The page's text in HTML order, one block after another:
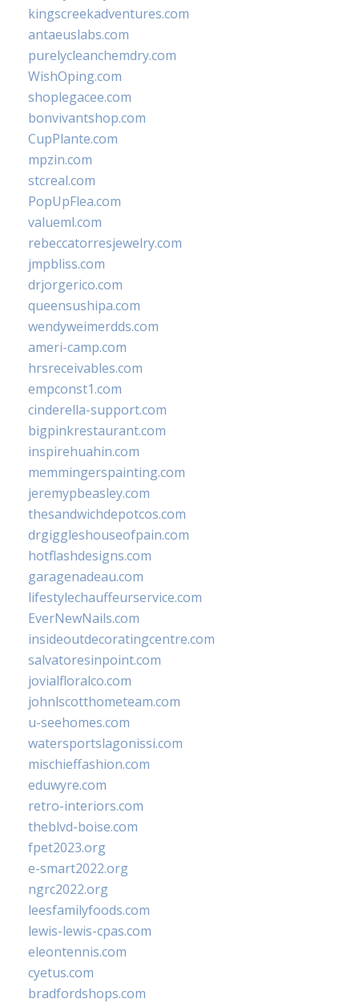
kingscreekadventures.com
antaeuslabs.com
purelycleanchemdry.com
WishOping.com
shoplegacee.com
bonvivantshop.com
CupPlante.com
mpzin.com
stcreal.com
PopUpFlea.com
valueml.com
rebeccatorresjewelry.com
jmpbliss.com
drjorgerico.com
queensushipa.com
wendyweimerdds.com
ameri-camp.com
hrsreceivables.com
empconst1.com
cinderella-support.com
bigpinkrestaurant.com
inspirehuahin.com
memmingerspainting.com
jeremypbeasley.com
thesandwichdepotcos.com
drgiggleshouseofpain.com
hotflashdesigns.com
garagenadeau.com
lifestylechauffeurservice.com
EverNewNails.com
insideoutdecoratingcentre.com
salvatoresinpoint.com
jovialfloralco.com
johnlscotthometeam.com
u-seehomes.com
watersportslagonissi.com
mischieffashion.com
eduwyre.com
retro-interiors.com
theblvd-boise.com
fpet2023.org
e-smart2022.org
ngrc2022.org
leesfamilyfoods.com
lewis-lewis-cpas.com
eleontennis.com
cyetus.com
bradfordshops.com